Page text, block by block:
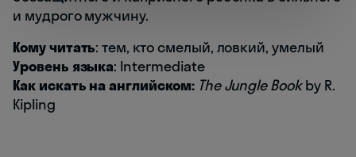
и мудрого мужчину.
Кому читать: тем, кто смелый, ловкий, умелый
Уровень языка: Intermediate
Как искать на английском: The Jungle Bookby R.
Kipling